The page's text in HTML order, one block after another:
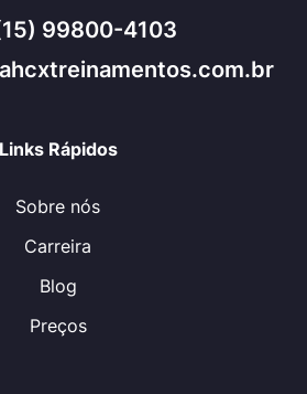
99800-4103
Links Rápidos
Sobre nós
Carreira
Blog
Preços